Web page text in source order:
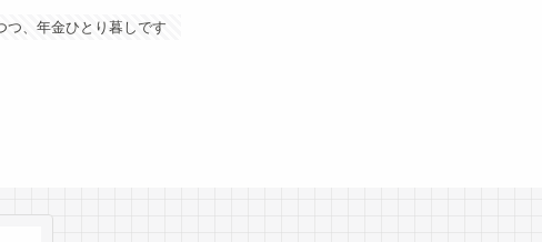
つ、年金ひとり暮しです